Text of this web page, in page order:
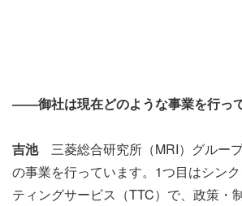
――御社は現在どのような事業を行って
吉池三菱総合研究所（MRI）グルー
の事業を行っています。1つ目はシン
ティングサービス（TTC）で、政策・